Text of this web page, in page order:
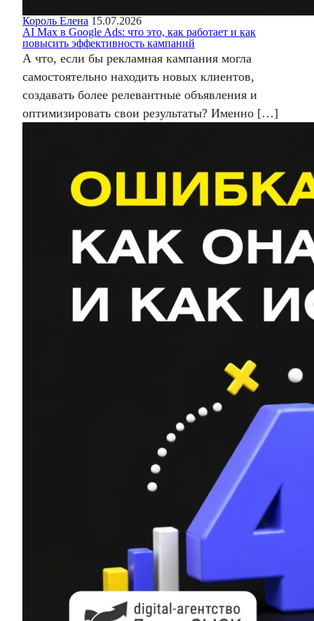
Король Елена 15.07.2026
AI Max в Google Ads: что это, как работает и как
повысить эффективность кампаний
А что, если бы рекламная кампания могла
самостоятельно находить новых клиентов,
создавать более релевантные объявления и
оптимизировать свои результаты? Именно […]